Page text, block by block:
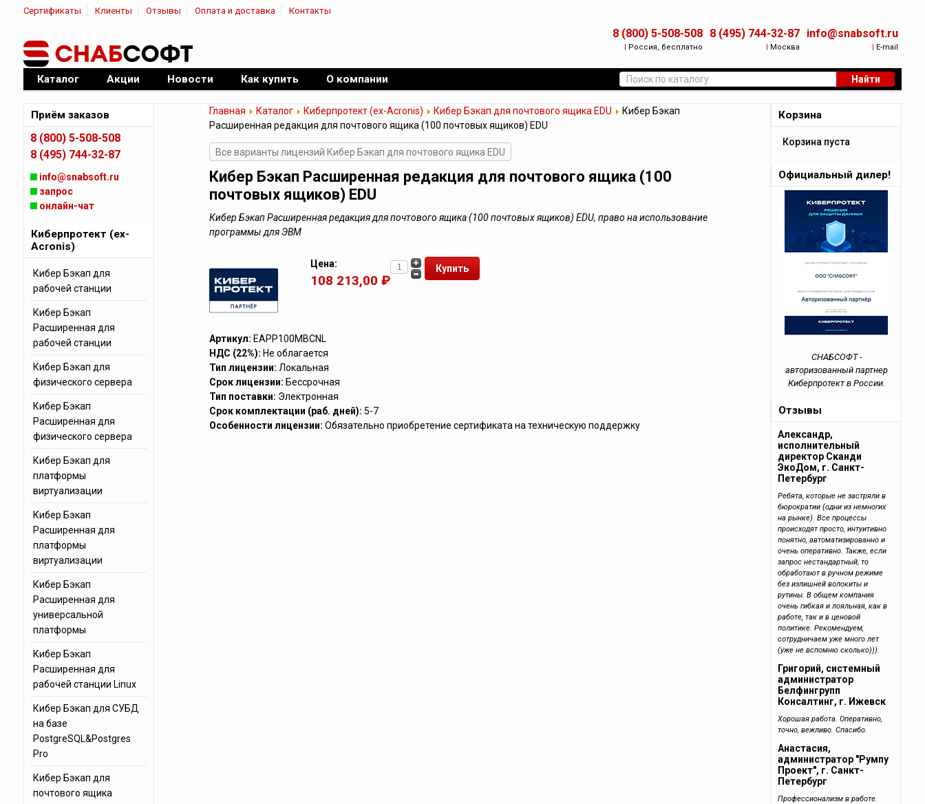
Сертификаты Клиенты Отзывы Оплата и доставка Контакты
8 (800) 5-508-508
| Россия, бесплатно
8 (495) 744-32-87
| Москва
info@snabsoft.ru
| E-mail
Официальный дилер ПО
Каталог Акции Новости Как купить О компании Найти
Главная Каталог Киберпротект (ex-Acronis) Кибер Бэкап для почтового ящика EDU
Кибер Бэкап
Расширенная редакция для почтового ящика (100 почтовых ящиков) EDU
Все варианты лицензий Кибер Бэкап для почтового ящика EDU
Кибер Бэкап Расширенная редакция для почтового ящика (100
почтовых ящиков) EDU
Кибер Бэкап Расширенная редакция для почтового ящика (100 почтовых ящиков) EDU, право на использование
программы для ЭВМ
Цена:
108 213,00 ₽
Артикул: EAPP100MBCNL
НДС (22%): Не облагается
Тип лицензии: Локальная
Срок лицензии: Бессрочная
Тип поставки: Электронная
Срок комплектации (раб. дней): 5-7
Особенности лицензии: Обязательно приобретение сертификата на техническую поддержку
Приём заказов
8 (800) 5-508-508
8 (495) 744-32-87
info@snabsoft.ru
запрос
онлайн-чат
Киберпротект (ex-
Acronis)
Кибер Бэкап для
рабочей станции
Кибер Бэкап
Расширенная для
рабочей станции
Кибер Бэкап для
физического сервера
Кибер Бэкап
Расширенная для
физического сервера
Кибер Бэкап для
платформы
виртуализации
Кибер Бэкап
Расширенная для
платформы
виртуализации
Кибер Бэкап
Расширенная для
универсальной
платформы
Кибер Бэкап
Расширенная для
рабочей станции Linux
Кибер Бэкап для СУБД
на базе
PostgreSQL&Postgres
Pro
Кибер Бэкап для
почтового ящика
Корзина
Корзина пуста
Официальный дилер!
СНАБСОФТ -
авторизованный партнер
Киберпротект в России.
Отзывы
Александр,
исполнительный
директор Сканди
ЭкоДом, г. Санкт-
Петербург
Ребята, которые не застряли в
бюрократии (одни из немногих
на рынке). Все процессы
происходят просто, интуитивно
понятно, автоматизированно и
очень оперативно. Также, если
запрос нестандартный, то
обработают в ручном режиме
без излишней волокиты и
рутины. В общем компания
очень гибкая и лояльная, как в
работе, так и в ценовой
политике. Рекомендуем,
сотрудничаем уже много лет
(уже не вспомню сколько))).
Григорий, системный
администратор
Белфингрупп
Консалтинг, г. Ижевск
Хорошая работа. Оперативно,
точно, вежливо. Спасибо.
Анастасия,
администратор "Румпу
Проект", г. Санкт-
Петербург
Профессионализм в работе.